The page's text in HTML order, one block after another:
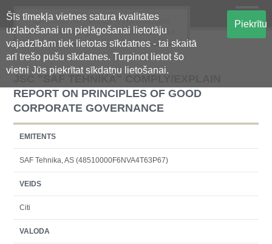
Šīs tīmekļa vietnes satura kvalitātes
uzlabošanai un pielāgošanai lietotāju
vajadzībām tiek lietotas sīkdatnes - tai skaitā
arī trešo pušu sīkdatnes. Turpinot lietot šo
vietni Jūs piekrītat sīkdatņu lietošanai.
Piekrītu
Oficiālā regulētās informācijas
centralizētā glabāšanas sistēma
JSC "SAF TEHNIKA" COMPLY/EXPLAIN
REPORT ON PRINCIPLES OF GOOD
CORPORATE GOVERNANCE
EMITENTS
SAF Tehnika, AS (48510000F6NVA4T63P67)
VEIDS
Citi
VALODA